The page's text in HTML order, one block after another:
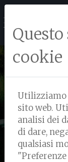
cookie
Utilizziamo
sito web.
analisi dei
di dare,
qualsiasi